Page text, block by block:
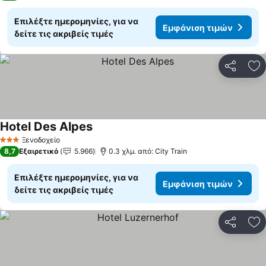
Επιλέξτε ημερομηνίες, για να
δείτε τις ακριβείς τιμές
Εμφάνιση τιμών
3 ΑστέριαΞενοδοχείο
Hotel Des AlpesΕμφάνιση τιμών
8,7 Εξαιρετικό 5.966 0.3 χλμ. από: City Train
Επιλέξτε ημερομηνίες, για να
δείτε τις ακριβείς τιμές
Εμφάνιση τιμών